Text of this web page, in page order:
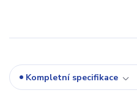
Kompletní specifikace